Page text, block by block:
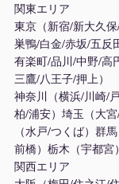
関東エリア
東京（新宿/新大久
巣鴨/白金/赤坂/五反
有楽町/品川/中野/高
三鷹/八王子/押上）
神奈川（横浜/川崎/
柏/浦安）埼玉（大
（水戸/つくば）群
前橋）栃木（宇都宮）
関西エリア